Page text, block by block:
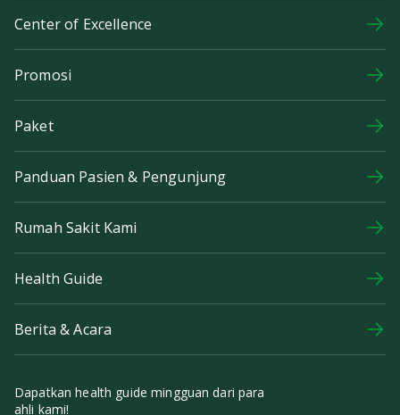
Center of Excellence
Promosi
Paket
Panduan Pasien & Pengunjung
Rumah Sakit Kami
Health Guide
Berita & Acara
Dapatkan health guide mingguan dari para
ahli kami!